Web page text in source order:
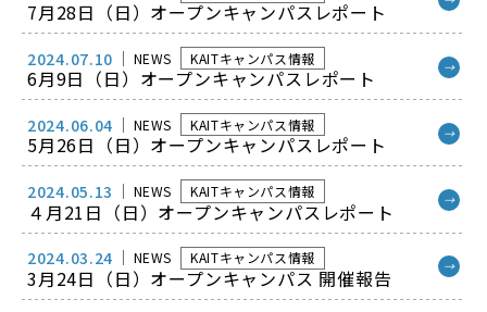
7月28日（日）オープンキャンパスレポート
2024.07.10 NEWS KAITキャンパス情報
6月9日（日）オープンキャンパスレポート →
2024.06.04 NEWS KAITキャンパス情報
5月26日（日）オープンキャンパスレポート →
2024.05.13 NEWS KAITキャンパス情報
４月21日（日）オープンキャンパスレポート →
2024.03.24 NEWS KAITキャンパス情報
3月24日（日）オープンキャンパス 開催報告 →